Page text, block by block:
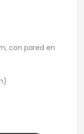
con pared en